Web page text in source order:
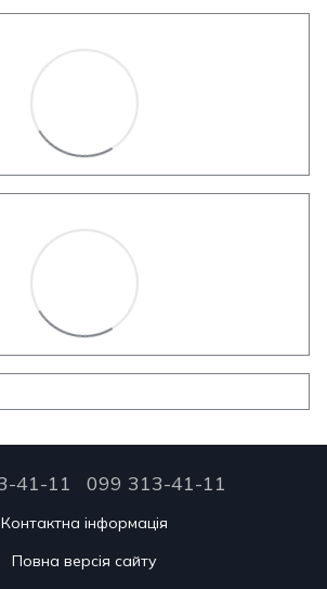
41-11 099 313-41-11
Контактна інформація
Повна версія сайту